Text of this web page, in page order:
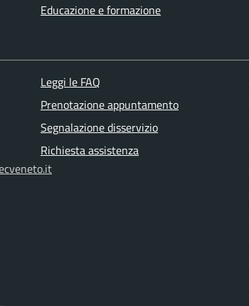
Educazione e formazione
Leggi le FAQ
Prenotazione appuntamento
Segnalazione disservizio
Richiesta assistenza